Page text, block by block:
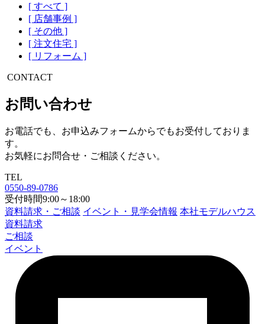
[ すべて ]
[ 店舗事例 ]
[ その他 ]
[ 注文住宅 ]
[ リフォーム ]
CONTACT
お問い合わせ
お電話でも、お申込みフォームからでもお受付しておりま
す。
お気軽にお問合せ・ご相談ください。
TEL
0550-89-0786
受付時間9:00～18:00
資料請求・ご相談 イベント・見学会情報 本社モデルハウス
資料請求
ご相談
イベント